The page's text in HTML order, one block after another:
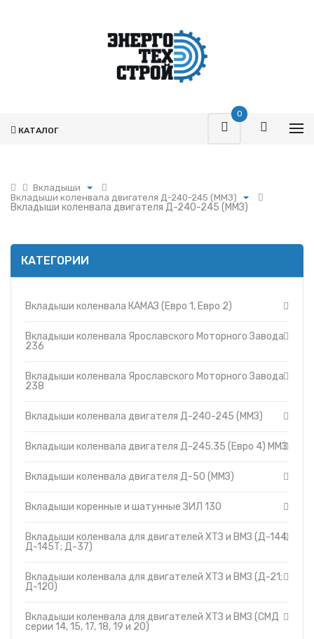
0
КАТАЛОГ
Вкладыши
Поршневая
Фильтры
Гидромоторы
Насосы
Запчасти ДЗ-98
Утеплители капота
Прайс-листы
Контакты
Вкладыши коленвала двигателя Д-240-245 (ММЗ)
Завода 236
Вкладыши коленвала Ярославского Моторного
Вкладыши коленвала двигателя Д-240-245 (ММЗ)
ММЗ
Вкладыши коленвала двигателя Д-50 (ММЗ)
Вкладыши коленвала для двигателей ХТЗ и ВМЗ
Вкладыши коленвала для двигателей ХТЗ и ВМЗ
(Д-21; Д-120)
Вкладыши коленвала для двигателей ХТЗ и ВМЗ (СМД
серии 14, 15, 17, 18, 19 и 20)
серии 31; 31.01; 31А; 31Б04)
серии 60; 60-02; 61; 61-02; 62; 62Т; 63; 64; 65; 68Д)
Вкладыши коленвала двигателя Д-240-245 (ММЗ)
КАТЕГОРИИ
Вкладыши коленвала КАМАЗ (Евро 1, Евро 2)
Вкладыши коленвала Ярославского Моторного Завода
236
Вкладыши коленвала Ярославского Моторного Завода
238
Вкладыши коленвала двигателя Д-240-245 (ММЗ)
Вкладыши коленвала двигателя Д-245.35 (Евро 4) ММЗ
Вкладыши коленвала двигателя Д-50 (ММЗ)
Вкладыши коренные и шатунные ЗИЛ 130
Вкладыши коленвала для двигателей ХТЗ и ВМЗ (Д-144;
Д-145Т; Д-37)
Вкладыши коленвала для двигателей ХТЗ и ВМЗ (Д-21;
Д-120)
Вкладыши коленвала для двигателей ХТЗ и ВМЗ (СМД
серии 14, 15, 17, 18, 19 и 20)